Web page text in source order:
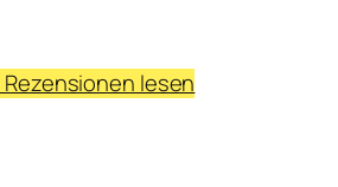
Rezensionen lesen